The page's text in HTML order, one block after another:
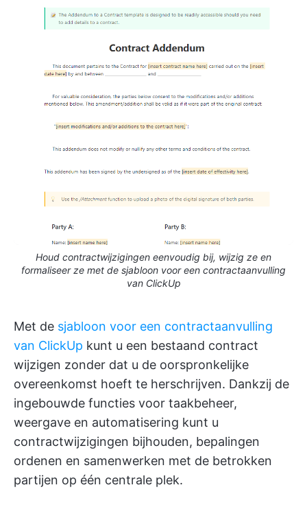
Houd contractwijzigingen eenvoudig bij, wijzig ze en
formaliseer ze met de sjabloon voor een contractaanvulling
van ClickUp
Met de sjabloon voor een contractaanvulling
van ClickUp kunt u een bestaand contract
wijzigen zonder dat u de oorspronkelijke
overeenkomst hoeft te herschrijven. Dankzij de
ingebouwde functies voor taakbeheer,
weergave en automatisering kunt u
contractwijzigingen bijhouden, bepalingen
ordenen en samenwerken met de betrokken
partijen op één centrale plek.